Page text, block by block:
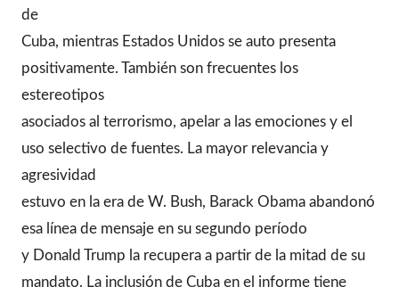
de
Cuba, mientras Estados Unidos se auto presenta
positivamente. También son frecuentes los
estereotipos
asociados al terrorismo, apelar a las emociones y el
uso selectivo de fuentes. La mayor relevancia y
agresividad
estuvo en la era de W. Bush, Barack Obama abandonó
esa línea de mensaje en su segundo período
y Donald Trump la recupera a partir de la mitad de su
mandato. La inclusión de Cuba en el informe tiene